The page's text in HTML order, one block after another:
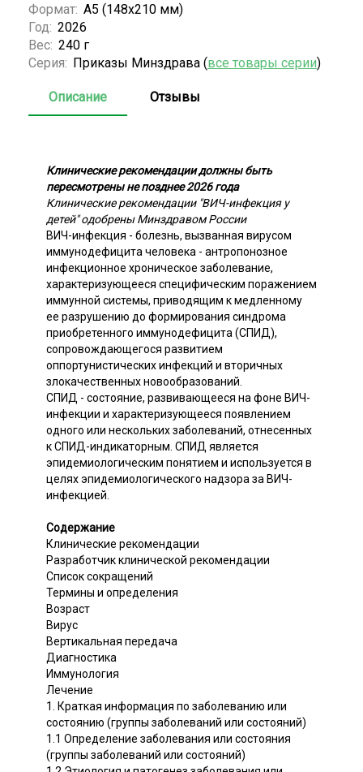
Формат: А5 (148x210 мм)
Год: 2026
Вес: 240 г
Серия: Приказы Минздрава (все товары серии)
Описание Отзывы
Клинические рекомендации должны быть
пересмотрены не позднее 2026 года
Клинические рекомендации "ВИЧ-инфекция у
детей" одобрены Минздравом России
ВИЧ-инфекция - болезнь, вызванная вирусом
иммунодефицита человека - антропонозное
инфекционное хроническое заболевание,
характеризующееся специфическим поражением
иммунной системы, приводящим к медленному
ее разрушению до формирования синдрома
приобретенного иммунодефицита (СПИД),
сопровождающегося развитием
оппортунистических инфекций и вторичных
злокачественных новообразований.
СПИД - состояние, развивающееся на фоне ВИЧ-
инфекции и характеризующееся появлением
одного или нескольких заболеваний, отнесенных
к СПИД-индикаторным. СПИД является
эпидемиологическим понятием и используется в
целях эпидемиологического надзора за ВИЧ-
инфекцией.
Содержание
Клинические рекомендации
Разработчик клинической рекомендации
Список сокращений
Термины и определения
Возраст
Вирус
Вертикальная передача
Диагностика
Иммунология
Лечение
1. Краткая информация по заболеванию или
состоянию (группы заболеваний или состояний)
1.1 Определение заболевания или состояния
(группы заболеваний или состояний)